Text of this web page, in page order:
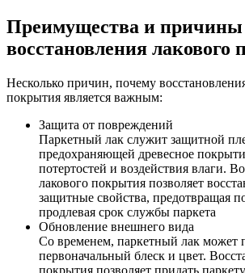
Преимущества и причины
восстановления лакового
Несколько причин, почему
покрытия является важным:
Защита от повреждений
Паркетный лак служит защитной
предохраняющей древесное
потертостей и воздействия влаги.
лакового покрытия позволяет
защитные свойства, предотвращая
продлевая срок службы паркета
Обновление внешнего вида
Со временем, паркетный лак может
первоначальный блеск и цвет.
покрытия позволяет придать